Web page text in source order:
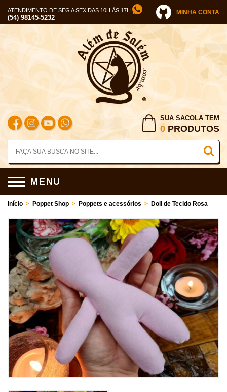
ATENDIMENTO DE SEG A SEX DAS 10H ÀS 17H
(54) 98145-5232
MINHA CONTA
SUA SACOLA TEM
0 PRODUTOS
MENU
Início > Poppet Shop > Poppets e acessórios > Doll de Tecido Rosa